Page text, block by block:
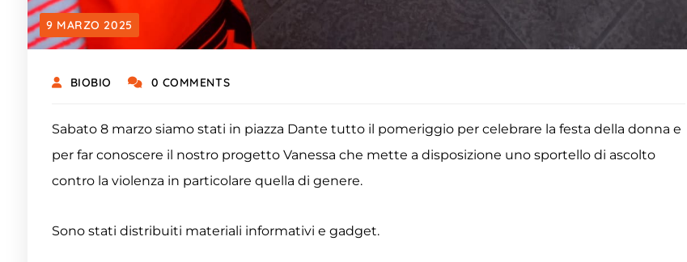
9 MARZO 2025
BIOBIO 0 COMMENTS
Sabato 8 marzo siamo stati in piazza Dante tutto il pomeriggio per celebrare la festa della donna e
per far conoscere il nostro progetto Vanessa che mette a disposizione uno sportello di ascolto
contro la violenza in particolare quella di genere.
Sono stati distribuiti materiali informativi e gadget.